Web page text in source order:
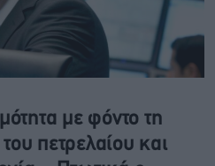
με φόντο τη
πετρελαίου και